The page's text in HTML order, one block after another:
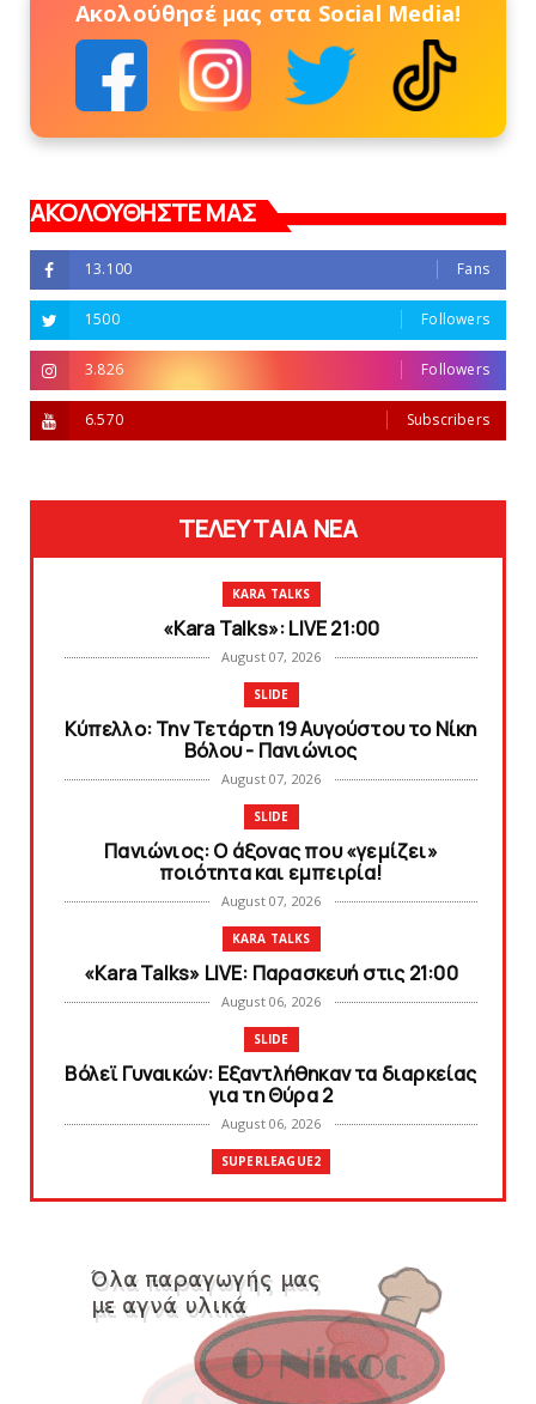
Ακολούθησέ μας στα Social Media!
ΑΚΟΛΟΥΘΗΣΤΕ ΜΑΣ
13.100 Fans
1500 Followers
3.826 Followers
6.570 Subscribers
ΤΕΛΕΥΤΑΙΑ ΝΕΑ
KARA TALKS
«Kara Talks»: LIVE 21:00
August 07, 2026
SLIDE
Κύπελλο: Την Τετάρτη 19 Αυγούστου το Νίκη
Βόλου - Πανιώνιος
August 07, 2026
SLIDE
Πανιώνιος: O άξονας που «γεμίζει»
ποιότητα και εμπειρία!
August 07, 2026
KARA TALKS
«Kara Talks» LIVE: Παρασκευή στις 21:00
August 06, 2026
SLIDE
Bόλεϊ Γυναικών: Εξαντλήθηκαν τα διαρκείας
για τη Θύρα 2
August 06, 2026
SUPERLEAGUE2
Στην AEΛ ο Παπαγεωργίου
Πανιώνιoς: Tο πρόγραμμα στο
φιλανθρωπικό τουρνουά του Bόλου
August 06, 2026
HEADLINES